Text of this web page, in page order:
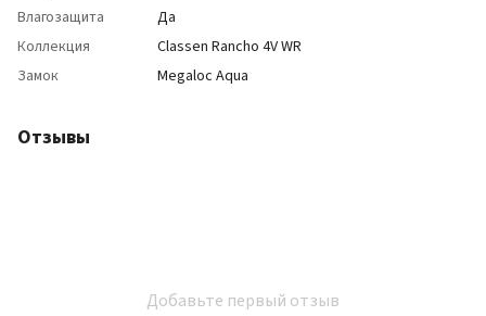
Влагозащита
Да
Коллекция
Classen Rancho 4V WR
Замок
Megaloc Aqua
Отзывы
Добавьте первый отзыв